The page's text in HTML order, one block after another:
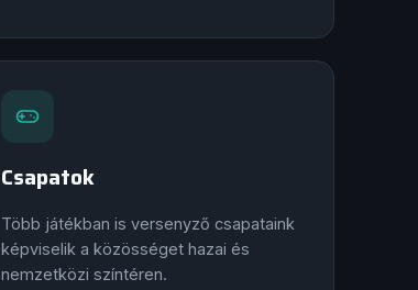
Csapatok
Több játékban is versenyző csapataink
képviselik a közösséget hazai és
nemzetközi színtéren.